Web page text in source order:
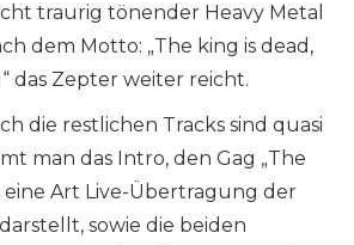
traurig tönender Heavy Metal
dem Motto: „The king is dead,
das Zepter weiter reicht.
die restlichen Tracks sind quasi
man das Intro, den Gag „The
eine Art Live-Übertragung der
sowie die beiden